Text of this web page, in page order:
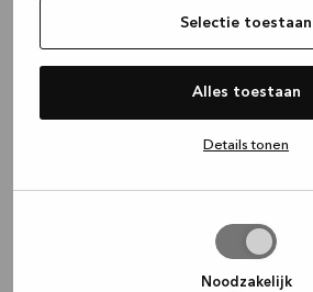
Selectie toestaan
Alles toestaan
Details tonen
Noodzakelijk